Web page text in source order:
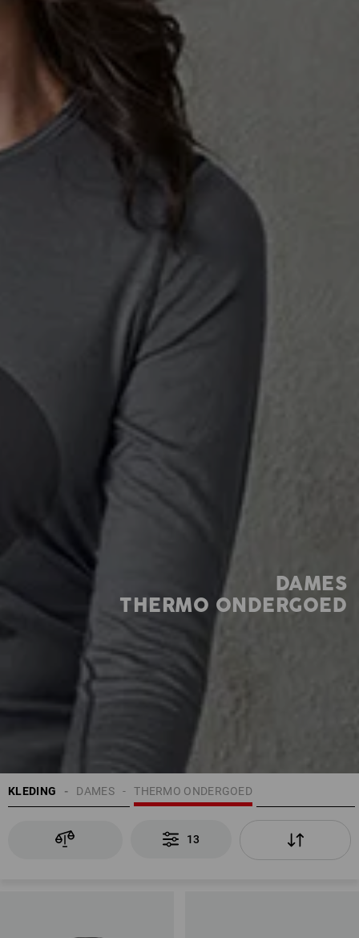
DAMES
THERMO ONDERGOED
KLEDING THERMO ONDERGOED
DAMES
13